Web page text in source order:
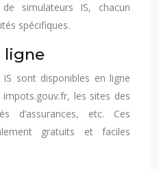
simulateurs IS, chacun
spécifiques.
ligne
sont disponibles en ligne
les sites des
d’assurances, etc. Ces
gratuits et faciles